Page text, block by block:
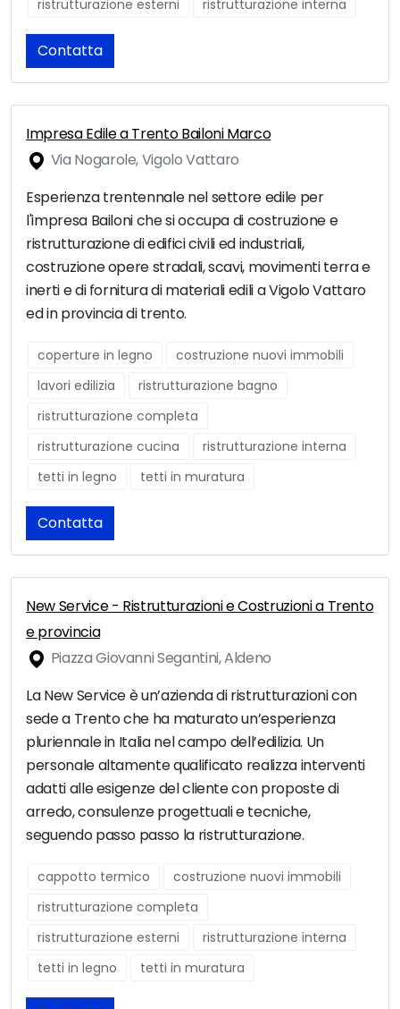
ristrutturazione esterni ristrutturazione interna
Contatta
Impresa Edile a Trento Bailoni Marco
Via Nogarole, Vigolo Vattaro
Esperienza trentennale nel settore edile per
l'impresa Bailoni che si occupa di costruzione e
ristrutturazione di edifici civili ed industriali,
costruzione opere stradali, scavi, movimenti terra e
inerti e di fornitura di materiali edili a Vigolo Vattaro
ed in provincia di trento.
coperture in legno
costruzione nuovi immobili
lavori edilizia
ristrutturazione bagno
ristrutturazione completa
ristrutturazione cucina
ristrutturazione interna
tetti in legno
tetti in muratura
Contatta
New Service - Ristrutturazioni e Costruzioni a Trento
e provincia
Piazza Giovanni Segantini, Aldeno
La New Service è un’azienda di ristrutturazioni con
sede a Trento che ha maturato un’esperienza
pluriennale in Italia nel campo dell’edilizia. Un
personale altamente qualificato realizza interventi
adatti alle esigenze del cliente con proposte di
arredo, consulenze progettuali e tecniche,
seguendo passo passo la ristrutturazione.
cappotto termico
costruzione nuovi immobili
ristrutturazione completa
ristrutturazione esterni
ristrutturazione interna
tetti in legno
tetti in muratura